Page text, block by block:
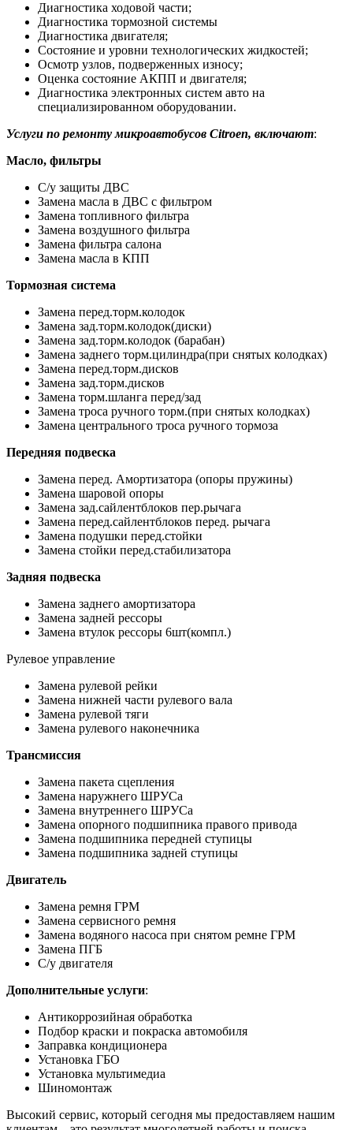
Диагностика ходовой части;
Диагностика тормозной системы
Диагностика двигателя;
Состояние и уровни технологических жидкостей;
Осмотр узлов, подверженных износу;
Оценка состояние АКПП и двигателя;
Диагностика электронных систем авто на
специализированном оборудовании.
Услуги по ремонту микроавтобусов Citroen, включают:
Масло, фильтры
С/у защиты ДВС
Замена масла в ДВС с фильтром
Замена топливного фильтра
Замена воздушного фильтра
Замена фильтра салона
Замена масла в КПП
Тормозная система
Замена перед.торм.колодок
Замена зад.торм.колодок(диски)
Замена зад.торм.колодок (барабан)
Замена заднего торм.цилиндра(при снятых колодках)
Замена перед.торм.дисков
Замена зад.торм.дисков
Замена торм.шланга перед/зад
Замена троса ручного торм.(при снятых колодках)
Замена центрального троса ручного тормоза
Передняя подвеска
Замена перед. Амортизатора (опоры пружины)
Замена шаровой опоры
Замена зад.сайлентблоков пер.рычага
Замена перед.сайлентблоков перед. рычага
Замена подушки перед.стойки
Замена стойки перед.стабилизатора
Задняя подвеска
Замена заднего амортизатора
Замена задней рессоры
Замена втулок рессоры 6шт(компл.)
Рулевое управление
Замена рулевой рейки
Замена нижней части рулевого вала
Замена рулевой тяги
Замена рулевого наконечника
Трансмиссия
Замена пакета сцепления
Замена наружнего ШРУСа
Замена внутреннего ШРУСа
Замена опорного подшипника правого привода
Замена подшипника передней ступицы
Замена подшипника задней ступицы
Двигатель
Замена ремня ГРМ
Замена сервисного ремня
Замена водяного насоса при снятом ремне ГРМ
Замена ПГБ
С/у двигателя
Дополнительные услуги:
Антикоррозийная обработка
Подбор краски и покраска автомобиля
Заправка кондиционера
Установка ГБО
Установка мультимедиа
Шиномонтаж
Высокий сервис, который сегодня мы предоставляем нашим